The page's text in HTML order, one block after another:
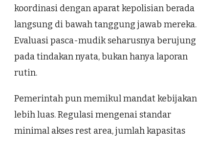
koordinasi dengan aparat kepolisian berada
langsung di bawah tanggung jawab mereka.
Evaluasi pasca-mudik seharusnya berujung
pada tindakan nyata, bukan hanya laporan
rutin.
Pemerintah pun memikul mandat kebijakan
lebih luas. Regulasi mengenai standar
minimal akses rest area, jumlah kapasitas